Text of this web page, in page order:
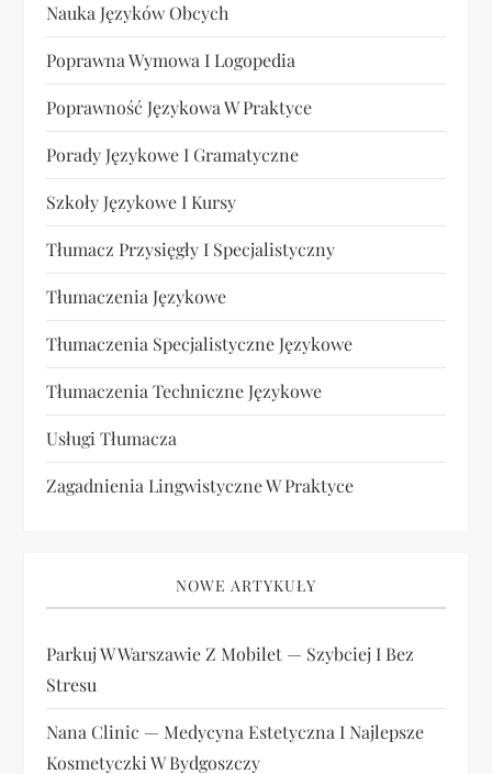
Nauka Języków Obcych
Poprawna Wymowa I Logopedia
Poprawność Językowa W Praktyce
Porady Językowe I Gramatyczne
Szkoły Językowe I Kursy
Tłumacz Przysięgły I Specjalistyczny
Tłumaczenia Językowe
Tłumaczenia Specjalistyczne Językowe
Tłumaczenia Techniczne Językowe
Usługi Tłumacza
Zagadnienia Lingwistyczne W Praktyce
NOWE ARTYKUŁY
Parkuj W Warszawie Z Mobilet — Szybciej I Bez
Stresu
Nana Clinic — Medycyna Estetyczna I Najlepsze
Kosmetyczki W Bydgoszczy